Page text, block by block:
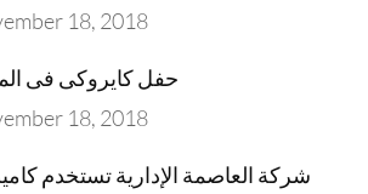
18, 2018
حفل كايروكى فى
18, 2018
شركة العاصمة الإدارية تستخدم